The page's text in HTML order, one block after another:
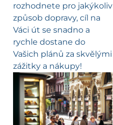
rozhodnete pro jakýkoliv
způsob dopravy, cíl na
Váci út se snadno a
rychle dostane do
Vašich plánů za skvělými
zážitky a nákupy!